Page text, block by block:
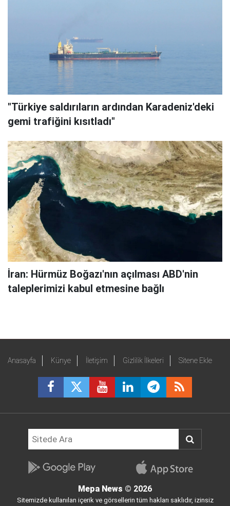
"Türkiye saldırıların ardından Karadeniz'deki
gemi trafiğini kısıtladı"
İran: Hürmüz Boğazı'nın açılması ABD'nin
taleplerimizi kabul etmesine bağlı
Anasayfa Künye İletişim Gizlilik İlkeleri Sitene Ekle
Mepa News © 2026
Sitemizde kullanılan içerik ve görsellerin tüm hakları saklıdır, izinsiz